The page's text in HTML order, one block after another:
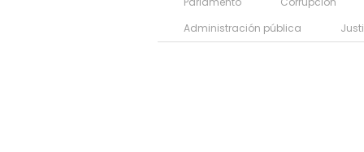
Administración pública